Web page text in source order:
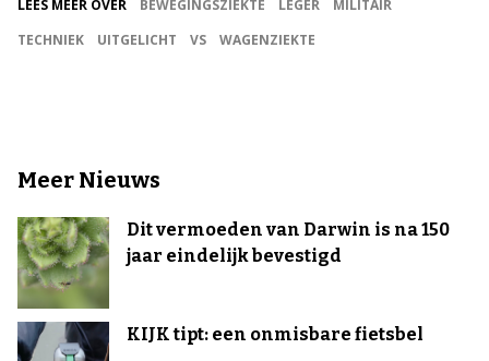
LEES MEER OVER BEWEGINGSZIEKTE LEGER
MILITAIR
TECHNIEK
UITGELICHT VS WAGENZIEKTE
Meer Nieuws
Dit vermoeden van Darwin is na 150
jaar eindelijk bevestigd
KIJK tipt: een onmisbare fietsbel